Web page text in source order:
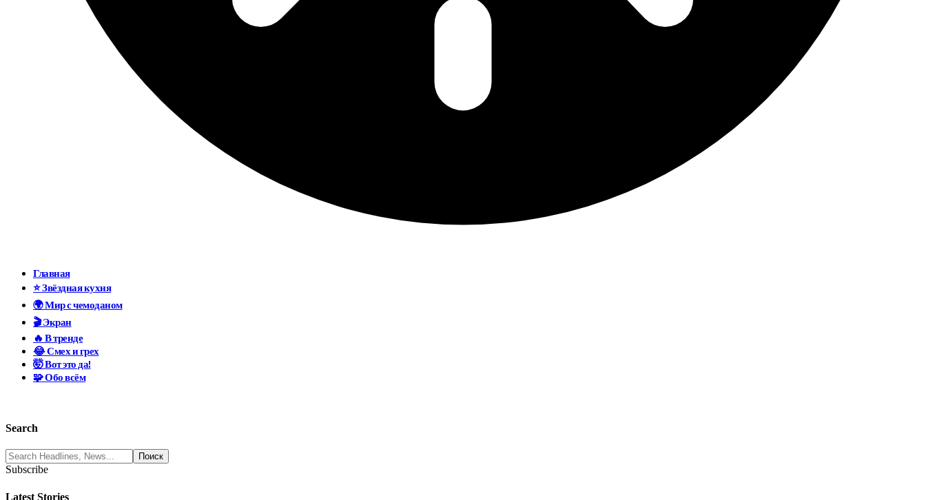
Главная
⭐ Звёздная кухня
🌍 Мир с чемоданом
🎬 Экран
🔥 В тренде
😂 Смех и грех
🤯 Вот это да!
🧩 Обо всём
Search
Subscribe
Latest Stories